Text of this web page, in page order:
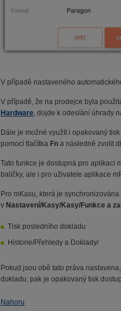
V případě nastaveného
V případě, že na prodejce byla
Hardware , dojde k odeslání úhrady
Dále je možné využít i opakovaný
pomocí tlačítka Fn a následně zvolit
Tato funkce je dostupná pro aplikaci
balíčky, ale i pro uživatele aplikace
Pro mKasu, která je
v Nastavení/Kasy/Kasy/Funkce a
Tisk posledního dokladu
Historie/Přehledy a Doklady/
Pokud jsou obě tato práva
dokladu, pak je opakovaný tisk
Nahoru